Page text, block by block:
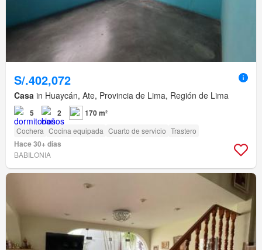
S/.402,072
Casa in Huaycán, Ate, Provincia de Lima, Región de Lima
5 2 170 m²
Cochera Cocina equipada Cuarto de servicio Trastero
Hace 30+ días
BABILONIA